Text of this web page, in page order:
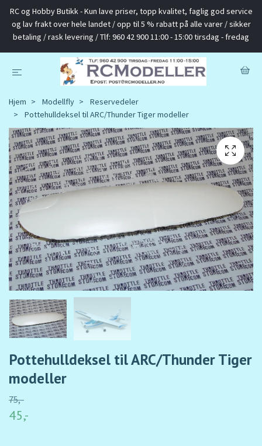
RC og Hobby Butikk - Kun lave priser, topp kvalitet, faglig god service
og lav frakt over hele landet / opp til 5 % rabatt på alle varer / sikker
betaling / rask levering / Tlf: 960 42 900 11:00 - 15:00 tirsdag - fredag
Hjem Modellfly
Reservedeler
Pottehulldeksel til ARC/Thunder Tiger modeller
Pottehulldeksel til ARC/Thunder Tiger
modeller
75,-
45,-